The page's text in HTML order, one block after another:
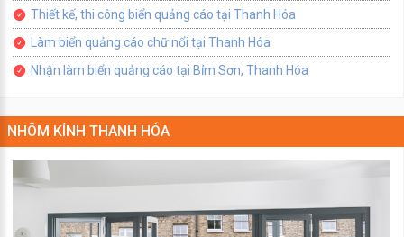
Thiết kế, thi công biển quảng cáo tại Thanh Hóa
Làm biển quảng cáo chữ nổi tại Thanh Hóa
Nhận làm biển quảng cáo tại Bỉm Sơn, Thanh Hóa
NHÔM KÍNH THANH HÓA